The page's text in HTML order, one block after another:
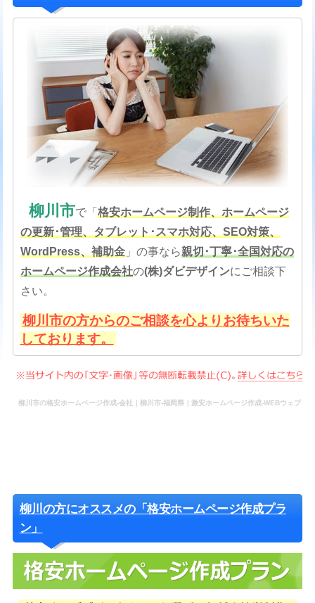
柳川市で「 格安ホームページ制作、ホームページ
の更新･管理、タブレット･スマホ対応、SEO対策、
WordPress、補助金」の事なら親切･丁寧･全国対応の
ホームページ作成会社の(株)ダビデザインにご相談下
さい。
柳川市の方からのご相談を心よりお待ちいた
しております。
柳川市の格安ホームページ作成-会社｜柳川市-福岡県｜激安ホームページ作成-WEBウェブ
柳川の方にオススメの「格安ホームページ作成プラ
ン」